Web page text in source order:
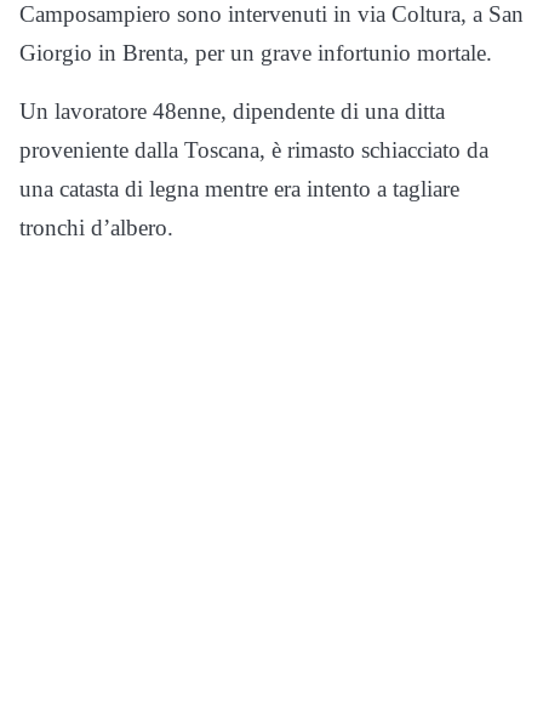
Camposampiero sono intervenuti in via Coltura, a San
Giorgio in Brenta, per un grave infortunio mortale.
Un lavoratore 48enne, dipendente di una ditta
proveniente dalla Toscana, è rimasto schiacciato da
una catasta di legna mentre era intento a tagliare
tronchi d’albero.